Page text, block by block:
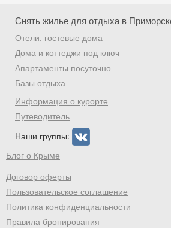
Снять жилье для отдыха в
Отели, гостевые дома
Дома и коттеджи под ключ
Апартаменты посуточно
Базы отдыха
Информация о курорте
Путеводитель
Наши группы:
Блог о Крыме
Договор оферты
Пользовательское соглашение
Политика конфиденциальности
Правила бронирования
Скидка −5%
Хочешь дешевле? Оставь
промокод на первое